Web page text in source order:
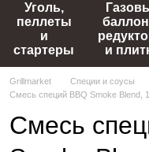
Уголь,
пеллеты
и
стартеры
и
Grillmarket Специи и соусы
Смесь специй BBQ Smoke Blend,
Смесь